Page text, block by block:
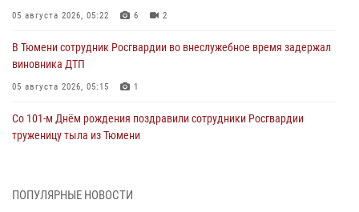
05 августа 2026, 05:22 6 2
В Тюмени сотрудник Росгвардии во внеслужебное время задержал
виновника ДТП
05 августа 2026, 05:15 1
Со 101-м Днём рождения поздравили сотрудники Росгвардии
труженицу тыла из Тюмени
Спецназ Росгвардии провел комплексную тренировку в полевых
ПОПУЛЯРНЫЕ НОВОСТИ